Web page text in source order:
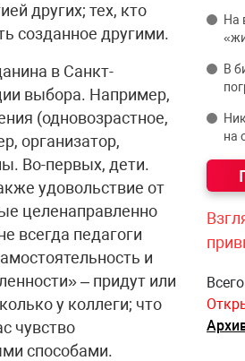
других; тех, кто
созданное другими.
в Санкт-
выбора. Например,
(одновозрастное,
организатор,
Во-первых, дети.
удовольствие от
целенаправленно
всегда педагоги
и
– придут или
у коллеги; что
чувство
способами.
На
В
на